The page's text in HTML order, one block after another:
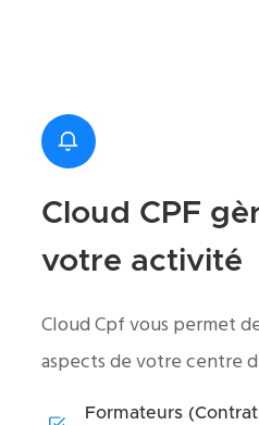
Cloud CPF
votre activité
Cloud Cpf vous permet
aspects de votre centre
Formateurs